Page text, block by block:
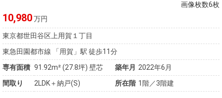
画像枚数6枚
10,980万円
東京都世田谷区上用賀１丁目
東急田園都市線 「用賀」駅 徒歩11分
専有面積 91.92m²(27.8坪) 壁芯 築年月 2022年6月
間取り
2LDK＋納戸(S) 所在階 1階／3階建